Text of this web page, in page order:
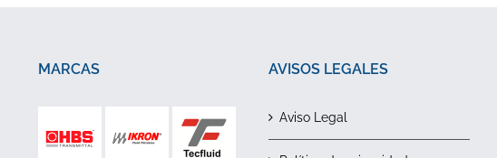
MARCAS AVISOS LEGALES
Aviso Legal